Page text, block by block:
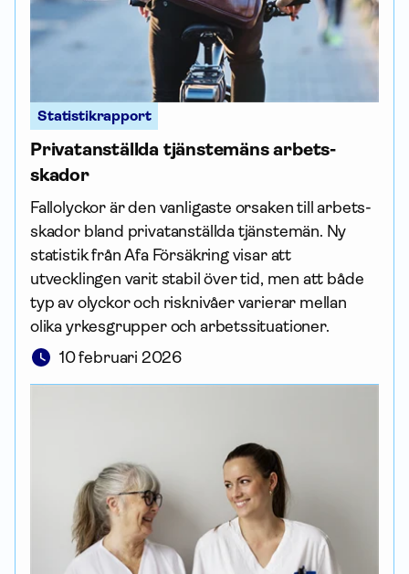
Statistikrapport
Privatanställda tjänstemäns arbets­
skador
Fallolyckor är den vanligaste orsaken till arbets­
skador bland privatanställda tjänstemän. Ny
statistik från Afa För­säkring visar att
utvecklingen varit stabil över tid, men att både
typ av olyckor och risknivåer varierar mellan
olika yrkesgrupper och arbetssituationer.
10 februari 2026